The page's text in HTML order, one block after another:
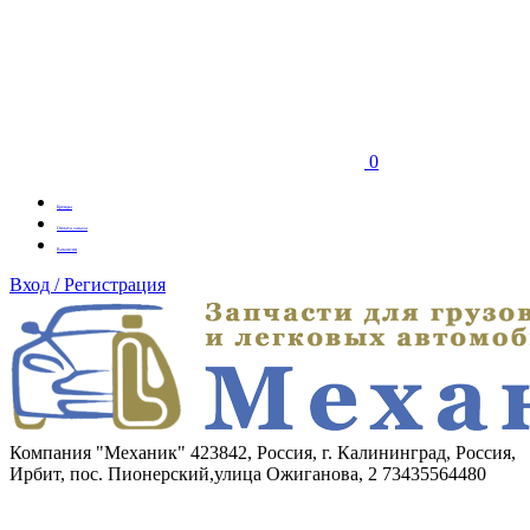
0
Бренды
Оплата заказа
Вакансии
Вход / Регистрация
Компания "Механик" 423842, Россия, г. Калининград, Россия,
Ирбит, пос. Пионерский,улица Ожиганова, 2 73435564480